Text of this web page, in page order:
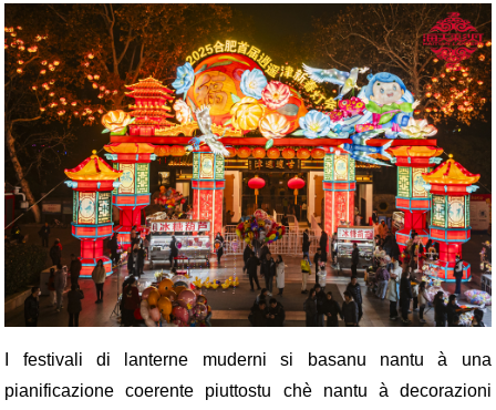
I festivali di lanterne muderni si basanu nantu à una
pianificazione coerente piuttostu chè nantu à decorazioni